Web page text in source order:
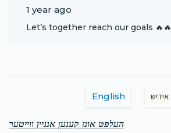
1 year ago
Let’s together reach our goals
English אידיש
העלפט אונז קענען אנגיין ווייטער